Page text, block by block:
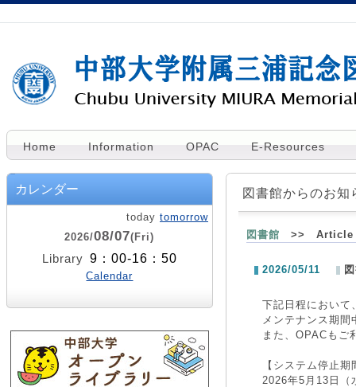
Home Information OPAC E-Resources
カレンダー
today tomorrow
2026/08/07(Fri)
Library 9：00-16：50
Calendar
図書館からのお知
図書館 >> Article
2026/05/11
下記日程において
メンテナンス期
また、OPACもご
【システム停止期
2026年5月13日